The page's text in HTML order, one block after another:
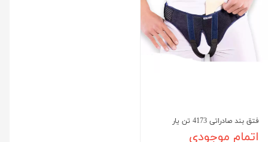
فتق بند صادراتی 4173 تن یار
اتمام موجودی